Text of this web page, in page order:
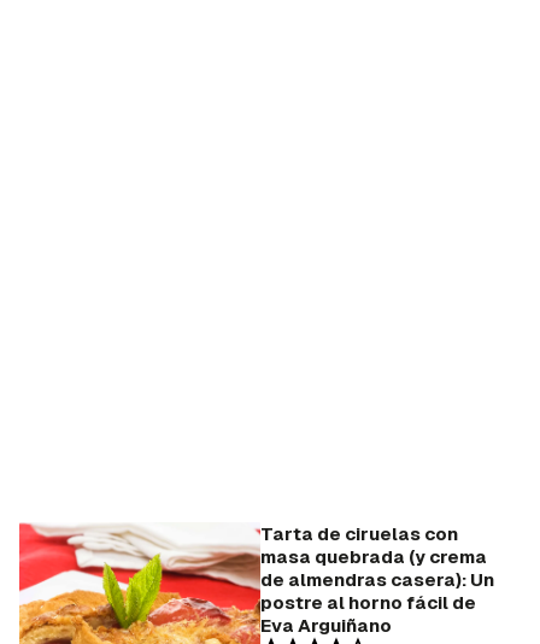
Guardar como favorito
Tarta de ciruelas con
masa quebrada (y crema
de almendras casera): Un
postre al horno fácil de
Eva Arguiñano